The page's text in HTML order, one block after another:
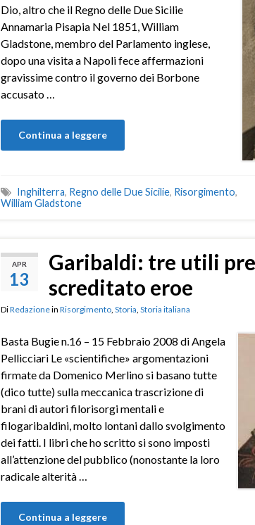
Dio, altro che il Regno delle Due Sicilie
Annamaria Pisapia Nel 1851, William
Gladstone, membro del Parlamento inglese,
dopo una visita a Napoli fece affermazioni
gravissime contro il governo dei Borbone
accusato …
Continua a leggere
Inghilterra, Regno delle Due Sicilie, Risorgimento,
William Gladstone
APR
13
Garibaldi: tre utili
screditato eroe
DiRedazionein Risorgimento, Storia Storia italiana
Basta Bugie n.16 – 15 Febbraio 2008 di Angela
Pellicciari Le «scientifiche» argomentazioni
firmate da Domenico Merlino si basano tutte
(dico tutte) sulla meccanica trascrizione di
brani di autori filorisorgi mentali e
filogaribaldini, molto lontani dallo svolgimento
dei fatti. I libri che ho scritto si sono imposti
all’attenzione del pubblico (nonostante la loro
radicale alterità …
Continua a leggere